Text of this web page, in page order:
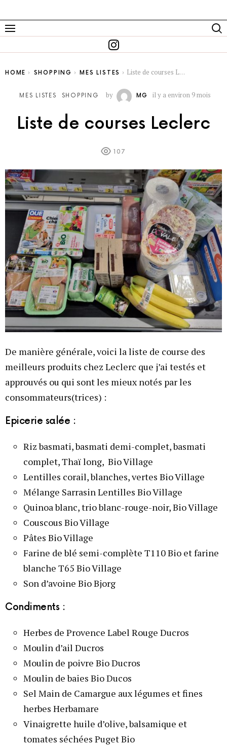
You are here:
HOME SHOPPING MES LISTES Liste de courses Leclerc
MES LISTES SHOPPING by MG il y a environ 9 mois
Liste de courses Leclerc
107
De manière générale, voici la liste de course des
meilleurs produits chez Leclerc que j’ai testés et
approuvés ou qui sont les mieux notés par les
consommateurs(trices) :
Epicerie salée :
Riz basmati, basmati demi-complet, basmati
complet, Thaï long, Bio Village
Lentilles corail, blanches, vertes Bio Village
Mélange Sarrasin Lentilles Bio Village
Quinoa blanc, trio blanc-rouge-noir, Bio Village
Couscous Bio Village
Pâtes Bio Village
Farine de blé semi-complète T110 Bio et farine
blanche T65 Bio Village
Son d’avoine Bio Bjorg
Condiments :
Herbes de Provence Label Rouge Ducros
Moulin d’ail Ducros
Moulin de poivre Bio Ducros
Moulin de baies Bio Ducos
Sel Main de Camargue aux légumes et fines
herbes Herbamare
Vinaigrette huile d’olive, balsamique et
tomates séchées Puget Bio